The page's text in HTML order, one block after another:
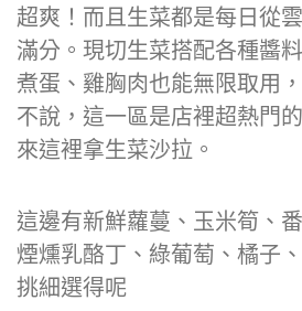
超爽！而且生菜都是每日從
滿分。現切生菜搭配各種醬
煮蛋、雞胸肉也能無限取用
不說，這一區是店裡超熱門
來這裡拿生菜沙拉。
這邊有新鮮蘿蔓、玉米筍、
煙燻乳酪丁、綠葡萄、橘子
挑細選得呢